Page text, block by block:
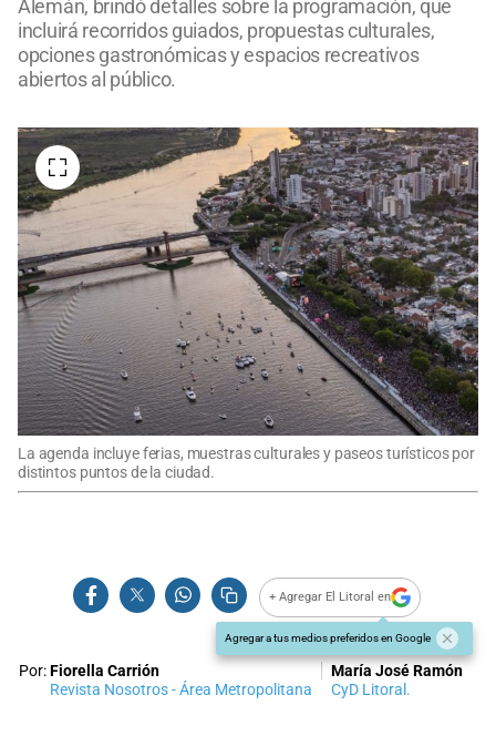
Alemán, brindó detalles sobre la programación, que
incluirá recorridos guiados, propuestas culturales,
opciones gastronómicas y espacios recreativos
abiertos al público.
La agenda incluye ferias, muestras culturales y paseos turísticos por
distintos puntos de la ciudad.
+ Agregar El Litoral en
Agregar a tus medios preferidos en Google
Por:Fiorella Carrión
Revista Nosotros - Área Metropolitana
María José Ramón
CyD Litoral.